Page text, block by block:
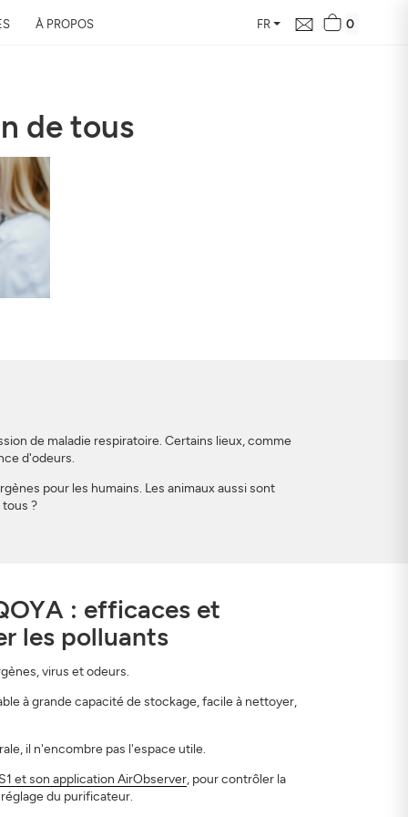
À PROPOS FR 0
de tous
de maladie respiratoire. Certains lieux, comme
d'odeurs.
pour les humains. Les animaux aussi sont
?
: efficaces et
les polluants
virus et odeurs.
à grande capacité de stockage, facile à nettoyer,
il n'encombre pas l'espace utile.
et son application AirObserver, pour contrôler la
du purificateur.